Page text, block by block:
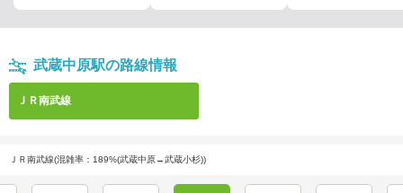
武蔵中原駅の路線情報
ＪＲ南武線
ＪＲ南武線(混雑率：189%(武蔵中原→武蔵小杉))